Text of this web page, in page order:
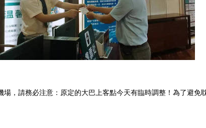
，請務必注意：原定的大巴上客點今天有臨時調整！為了避免